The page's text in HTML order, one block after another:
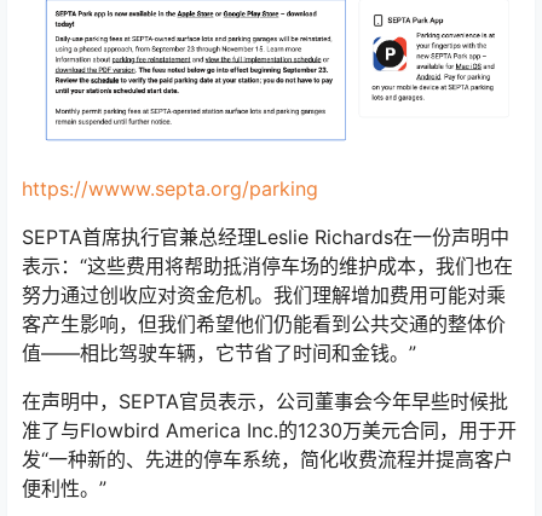
https://wwww.septa.org/parking
SEPTA首席执行官兼总经理Leslie Richards在一份声明中
表示：“这些费用将帮助抵消停车场的维护成本，我们也在
努力通过创收应对资金危机。我们理解增加费用可能对乘
客产生影响，但我们希望他们仍能看到公共交通的整体价
值——相比驾驶车辆，它节省了时间和金钱。”
在声明中，SEPTA官员表示，公司董事会今年早些时候批
准了与Flowbird America Inc.的1230万美元合同，用于开
发“一种新的、先进的停车系统，简化收费流程并提高客户
便利性。”